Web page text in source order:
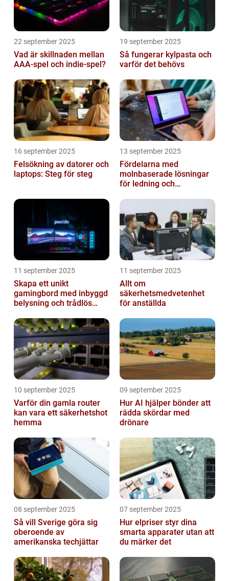
22 september 2025
Vad är skillnaden mellan
AAA-spel och indie-spel?
19 september 2025
Så fungerar kylpasta och
varför det behövs
16 september 2025
Felsökning av datorer och
laptops: Steg för steg
13 september 2025
Fördelarna med
molnbaserade lösningar
för ledning och
11 september 2025
Skapa ett unikt
gamingbord med inbyggd
belysning och trådlös
11 september 2025
Allt om
säkerhetsmedvetenhet
för anställda
10 september 2025
Varför din gamla router
kan vara ett säkerhetshot
hemma
09 september 2025
Hur AI hjälper bönder att
rädda skördar med
drönare
08 september 2025
Så vill Sverige göra sig
oberoende av
amerikanska techjättar
07 september 2025
Hur elpriser styr dina
smarta apparater utan att
du märker det